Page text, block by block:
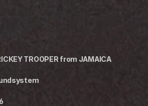
TROOPER from JAMAICA